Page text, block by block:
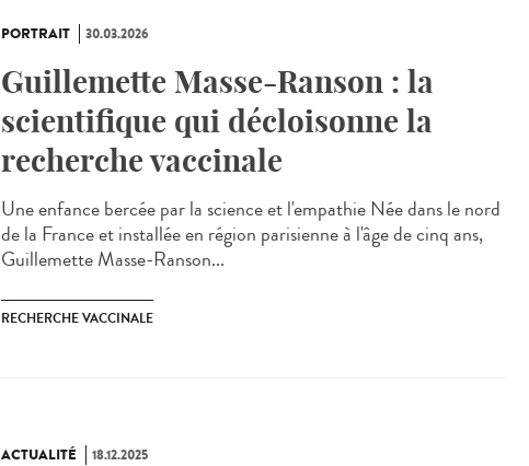
PORTRAIT 30.03.2026
Guillemette Masse-Ranson : la
scientifique qui décloisonne la
recherche vaccinale
Une enfance bercée par la science et l'empathie Née dans le nord
de la France et installée en région parisienne à l'âge de cinq ans,
Guillemette Masse-Ranson...
RECHERCHE VACCINALE
ACTUALITÉ 18.12.2025